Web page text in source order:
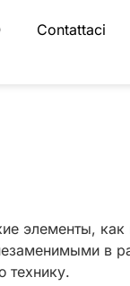
Contattaci
элементы,
в
технику.